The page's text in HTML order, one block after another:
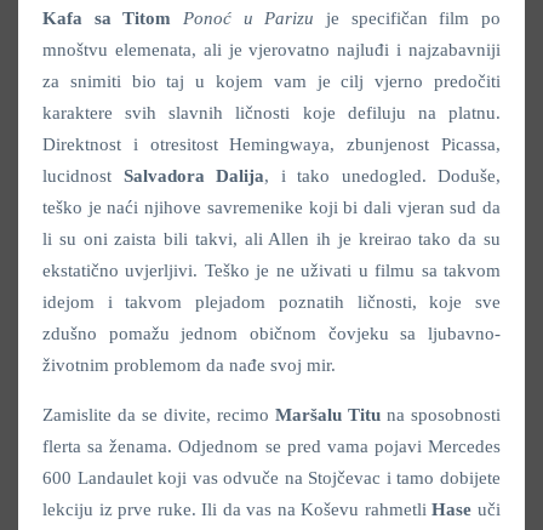
Kafa sa Titom Ponoć u Parizu je specifičan film po
mnoštvu elemenata, ali je vjerovatno najluđi i najzabavniji
za snimiti bio taj u kojem vam je cilj vjerno predočiti
karaktere svih slavnih ličnosti koje defiluju na platnu.
Direktnost i otresitost Hemingwaya, zbunjenost Picassa,
lucidnost Salvadora Dalija, i tako unedogled. Doduše,
teško je naći njihove savremenike koji bi dali vjeran sud da
li su oni zaista bili takvi, ali Allen ih je kreirao tako da su
ekstatično uvjerljivi. Teško je ne uživati u filmu sa takvom
idejom i takvom plejadom poznatih ličnosti, koje sve
zdušno pomažu jednom običnom čovjeku sa ljubavno-
životnim problemom da nađe svoj mir.
Zamislite da se divite, recimo Maršalu Titu na sposobnosti
flerta sa ženama. Odjednom se pred vama pojavi Mercedes
600 Landaulet koji vas odvuče na Stojčevac i tamo dobijete
lekciju iz prve ruke. Ili da vas na Koševu rahmetliHase uči